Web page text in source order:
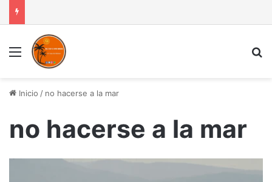
Menú
Inicio / no hacerse a la mar
no hacerse a la mar